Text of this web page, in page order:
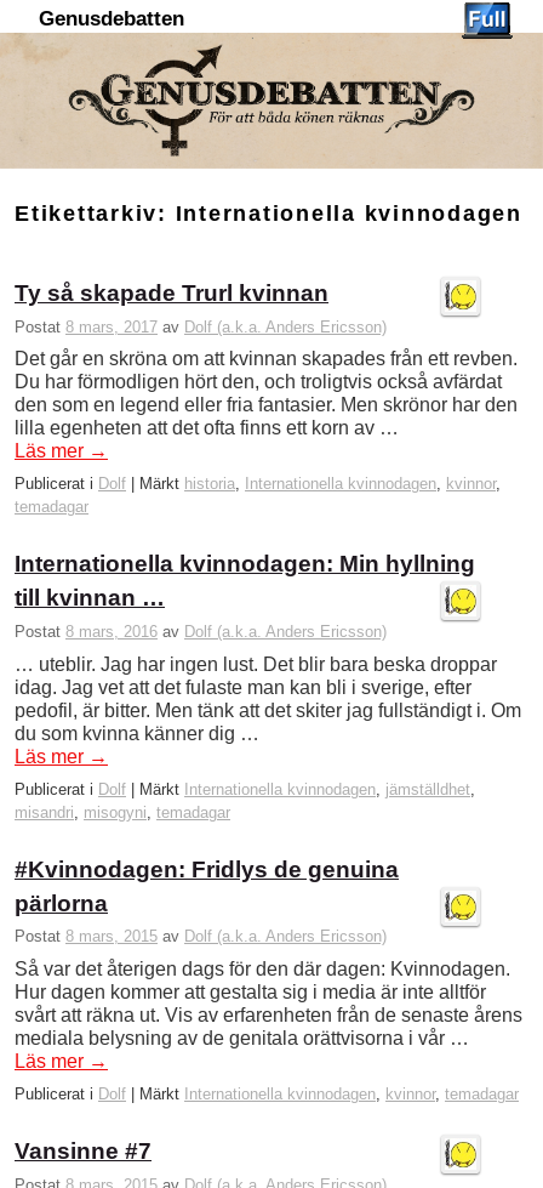
Genusdebatten
Etikettarkiv: Internationella kvinnodagen
Ty så skapade Trurl kvinnan
Postat 8 mars, 2017 av Dolf (a.k.a. Anders Ericsson)
Det går en skröna om att kvinnan skapades från ett revben.
Du har förmodligen hört den, och troligtvis också avfärdat
den som en legend eller fria fantasier. Men skrönor har den
lilla egenheten att det ofta finns ett korn av …
Läs mer →
Publicerat i Dolf Märkt historia, Internationella kvinnodagen, kvinnor,
temadagar
Internationella kvinnodagen: Min hyllning
till kvinnan …
Postat 8 mars, 2016 av Dolf (a.k.a. Anders Ericsson)
… uteblir. Jag har ingen lust. Det blir bara beska droppar
idag. Jag vet att det fulaste man kan bli i sverige, efter
pedofil, är bitter. Men tänk att det skiter jag fullständigt i. Om
du som kvinna känner dig …
Läs mer →
Publicerat i Dolf Märkt Internationella kvinnodagen jämställdhet
misandri
misogyni temadagar
#Kvinnodagen: Fridlys de genuina
pärlorna
Postat 8 mars, 2015 av Dolf (a.k.a. Anders Ericsson)
Så var det återigen dags för den där dagen: Kvinnodagen.
Hur dagen kommer att gestalta sig i media är inte alltför
svårt att räkna ut. Vis av erfarenheten från de senaste årens
mediala belysning av de genitala orättvisorna i vår …
Läs mer →
Publicerat i Dolf Märkt Internationella kvinnodagen, kvinnor, temadagar
Vansinne #7